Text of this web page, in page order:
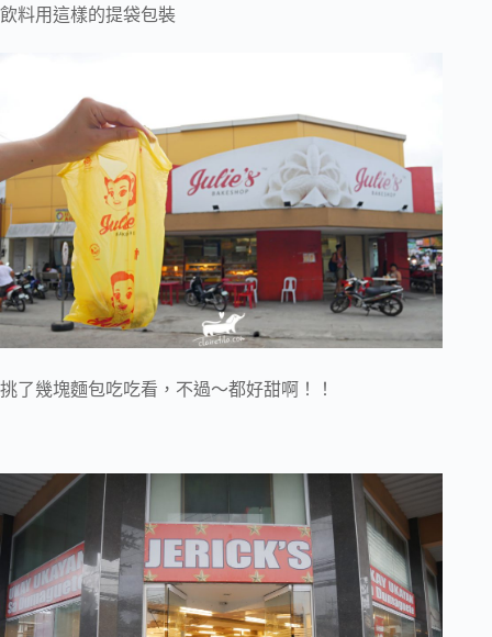
飲料用這樣的提袋包裝
挑了幾塊麵包吃吃看，不過～都好甜啊！！